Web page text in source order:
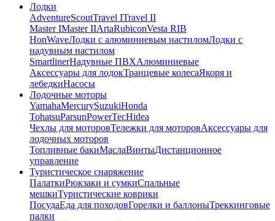
Лодки
AdventureScoutTravel ITravel II
Master IMaster IIArtaRubiconVesta RIB
HonWaveЛодки с алюминиевым настиломЛодки с
надувным настилом
SmartlinerНадувные ПВХАлюминиевые
Аксессуары для лодокТранцевые колесаЯкоря и
лебедкиНасосы
Лодочные моторы
YamahaMercurySuzukiHonda
TohatsuParsunPowerTecHidea
Чехлы для моторовТележки для моторовАксессуары для
лодочных моторов
Топливные бакиМаслаВинтыДистанционное
управление
Туристическое снаряжение
ПалаткиРюкзаки и сумкиСпальные
мешкиТуристические коврики
ПосудаЕда для походовГорелки и баллоныТреккинговые
палки